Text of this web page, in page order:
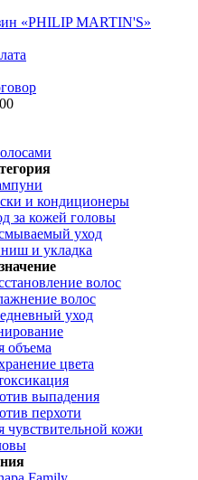
и кондиционеры
за кожей головы
уход
и укладка
волос
волос
уход
объема
цвета
выпадения
перхоти
чувствительной кожи